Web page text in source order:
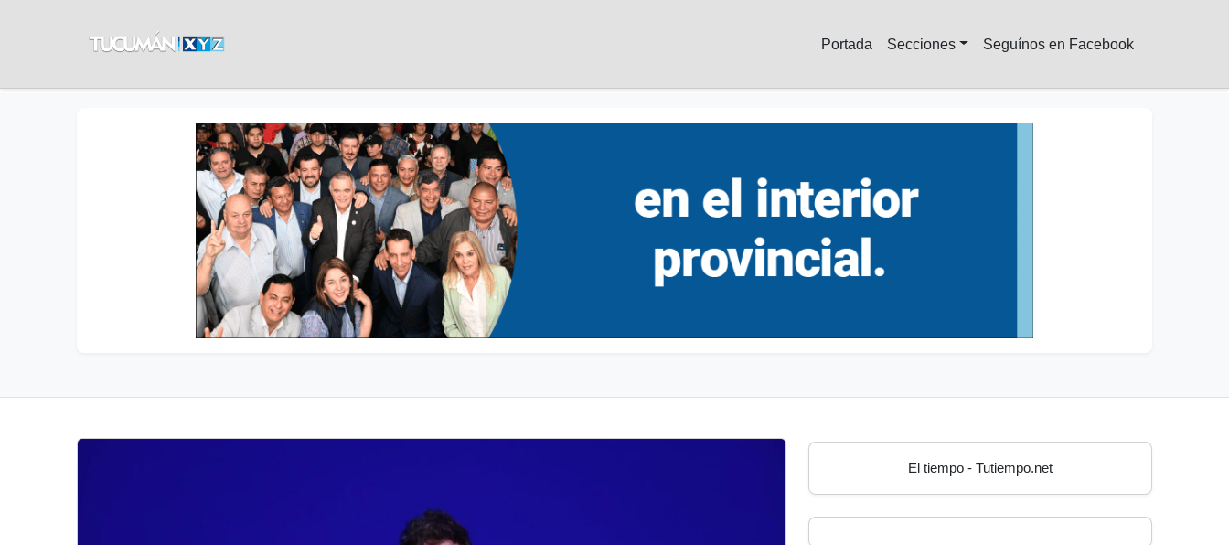
Portada Secciones Seguínos en Facebook
El tiempo - Tutiempo.net